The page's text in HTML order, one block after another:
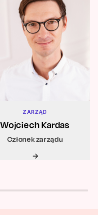
ZARZĄD
Wojciech Kardas
Członek zarządu